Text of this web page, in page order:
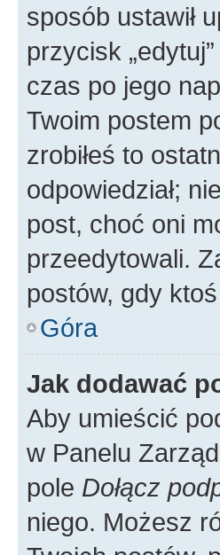
sposób ustawił
przycisk
czas po jego
Twoim postem
zrobiłeś to
odpowiedział;
post, choć oni
przeedytowali.
postów, gdy
Góra
Jak dodawać
Aby umieścić
w Panelu
pole Dołącz
niego. Możesz